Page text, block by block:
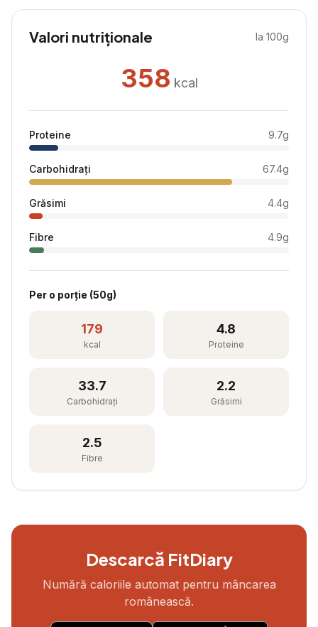
Valori nutriționale la 100g
358 kcal
Proteine 9.7g
Carbohidrați 67.4g
Grăsimi 4.4g
Fibre 4.9g
Per o porție (50g)
179
kcal
4.8
Proteine
33.7
Carbohidrați
2.2
Grăsimi
2.5
Fibre
Descarcă FitDiary
Numără caloriile automat pentru mâncarea
românească.